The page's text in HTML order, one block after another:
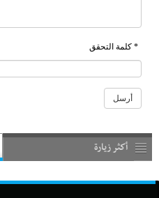
* كلمة التحقق
أكثر زيارة